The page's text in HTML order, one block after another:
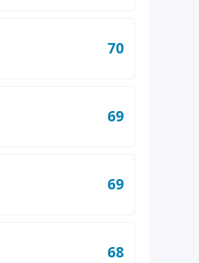
70
69
69
68